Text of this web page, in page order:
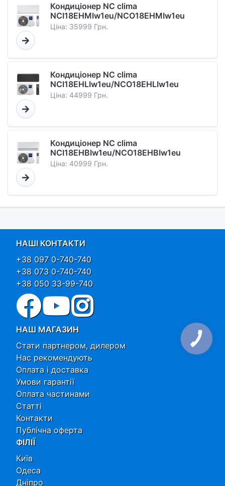
Кондиціонер NC clima
NCI18EHMIw1eu/NCO18EHMIw1eu
Ціна: 35999 Грн.
Кондиціонер NC clima
NCI18EHLIw1eu/NCO18EHLIw1eu
Ціна: 44999 Грн.
Кондиціонер NC clima
NCI18EHBIw1eu/NCO18EHBIw1eu
Ціна: 40999 Грн.
НАШІ КОНТАКТИ
+38 097 0-740-740
+38 073 0-740-740
+38 050 33-99-740
НАШ МАГАЗИН
Стати партнером, дилером
Нас рекомендують
Оплата і доставка
Умови гарантії
Оплата частинами
Статті
Контакти
Публічна оферта
ФІЛІЇ
Київ
Одеса
Дніпро